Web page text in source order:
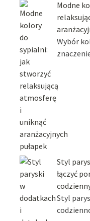
Modne
Wybór
Styl
łączyć
Styl